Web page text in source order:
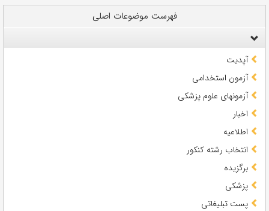
فهرست موضوعات اصلی
آپدیت
آزمون استخدامی
آزمونهای علوم پزشکی
اخبار
اطلاعیه
انتخاب رشته کنکور
برگزیده
پزشکی
پست تبلیغاتی